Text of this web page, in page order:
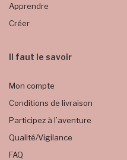
Apprendre
Créer
Il faut le savoir
Mon compte
Conditions de livraison
Participez à l’aventure
Qualité/Vigilance
FAQ